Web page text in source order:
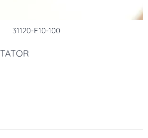
31120-E10-100